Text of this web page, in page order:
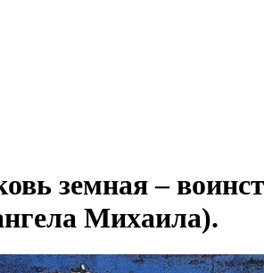
земная –
Михаила).